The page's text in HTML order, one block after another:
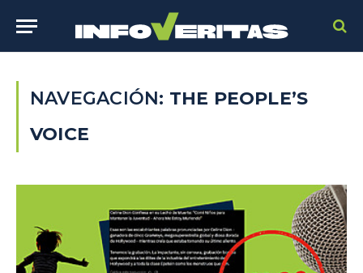
NAVEGACIÓN: THE PEOPLE’S
VOICE